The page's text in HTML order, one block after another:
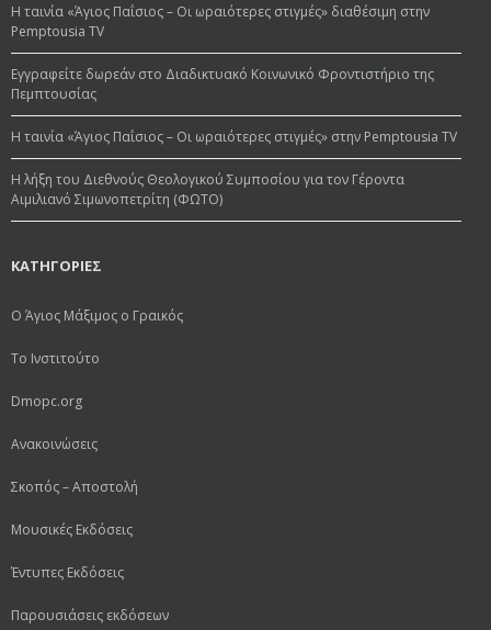
Η ταινία «Άγιος Παΐσιος – Οι ωραιότερες στιγμές» διαθέσιμη στην
Pemptousia TV
Εγγραφείτε δωρεάν στο Διαδικτυακό Κοινωνικό Φροντιστήριο της
Πεμπτουσίας
Η ταινία «Άγιος Παΐσιος – Οι ωραιότερες στιγμές» στην Pemptousia TV
Η λήξη του Διεθνούς Θεολογικού Συμποσίου για τον Γέροντα
Αιμιλιανό Σιμωνοπετρίτη (ΦΩΤΟ)
ΚΑΤΗΓΟΡΙΕΣ
Ο Άγιος Μάξιμος ο Γραικός
Το Ινστιτούτο
Dmopc.org
Ανακοινώσεις
Σκοπός – Αποστολή
Μουσικές Εκδόσεις
Έντυπες Εκδόσεις
Παρουσιάσεις εκδόσεων